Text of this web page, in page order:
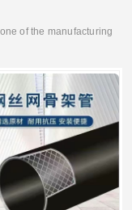
of the manufacturing